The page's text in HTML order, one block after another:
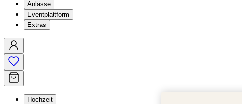
Anlässe
Eventplattform
Extras
Hochzeit